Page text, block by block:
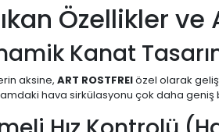
Özellikler
Kanat
aksine,ART ROSTFREIözel olarak
hava sirkülasyonu çok daha geniş